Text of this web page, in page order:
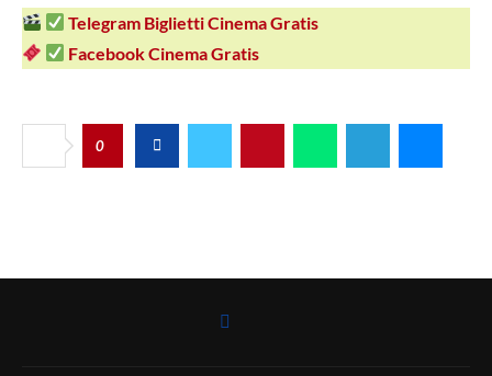
Telegram Biglietti Cinema Gratis
Facebook Cinema Gratis
0